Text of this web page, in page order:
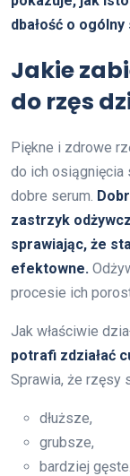
dbałość o
Jakie
do rzęs
Piękne i zdrowe
do ich osiągnięcia
dobre serum.
zastrzyk
sprawiając, że
efektowne.
procesie ich
Jak właściwie
potrafi zdziałać
Sprawia, że rzęsy
dłuższe,
grubsze,
bardziej gęste.